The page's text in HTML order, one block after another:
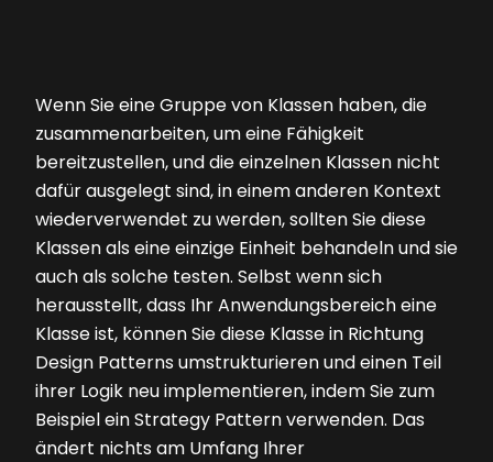
Wenn Sie eine Gruppe von Klassen haben, die
zusammenarbeiten, um eine Fähigkeit
bereitzustellen, und die einzelnen Klassen nicht
dafür ausgelegt sind, in einem anderen Kontext
wiederverwendet zu werden, sollten Sie diese
Klassen als eine einzige Einheit behandeln und sie
auch als solche testen. Selbst wenn sich
herausstellt, dass Ihr Anwendungsbereich eine
Klasse ist, können Sie diese Klasse in Richtung
Design Patterns umstrukturieren und einen Teil
ihrer Logik neu implementieren, indem Sie zum
Beispiel ein Strategy Pattern verwenden. Das
ändert nichts am Umfang Ihrer